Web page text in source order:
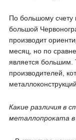
По большому счету
большой
производит
месяц, но по
является большим.
производителей,
Какие различия в
металлопроката